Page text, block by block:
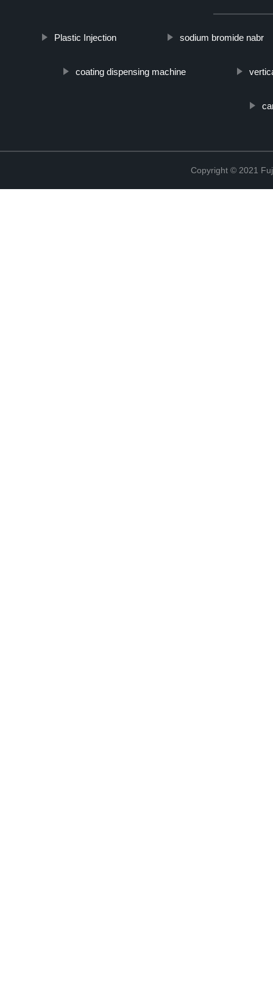
Plastic Injection sodium bromide nabr
coating dispensing machine
Copyright © 2021